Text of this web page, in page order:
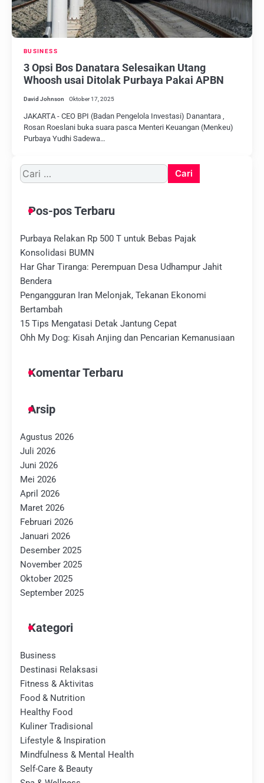
BUSINESS
3 Opsi Bos Danatara Selesaikan Utang
Whoosh usai Ditolak Purbaya Pakai APBN
David Johnson Oktober 17, 2025
JAKARTA - CEO BPI (Badan Pengelola Investasi) Danantara ,
Rosan Roeslani buka suara pasca Menteri Keuangan (Menkeu)
Purbaya Yudhi Sadewa…
Cari
untuk:
Pos-pos Terbaru
Purbaya Relakan Rp 500 T untuk Bebas Pajak
Konsolidasi BUMN
Har Ghar Tiranga: Perempuan Desa Udhampur Jahit
Bendera
Pengangguran Iran Melonjak, Tekanan Ekonomi
Bertambah
15 Tips Mengatasi Detak Jantung Cepat
Ohh My Dog: Kisah Anjing dan Pencarian Kemanusiaan
Komentar Terbaru
Arsip
Agustus 2026
Juli 2026
Juni 2026
Mei 2026
April 2026
Maret 2026
Februari 2026
Januari 2026
Desember 2025
November 2025
Oktober 2025
September 2025
Kategori
Business
Destinasi Relaksasi
Fitness & Aktivitas
Food & Nutrition
Healthy Food
Kuliner Tradisional
Lifestyle & Inspiration
Mindfulness & Mental Health
Self-Care & Beauty